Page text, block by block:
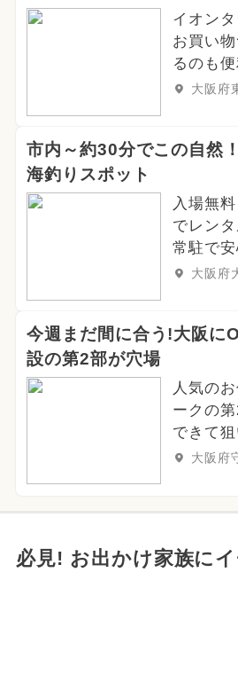
イオン
お買い
るのも便
大阪府
市内～約30分でこの自然
海釣りスポット
入場無
でレン
常駐で
大阪府
今週まだ間に合う!大阪に
設の第2部が穴場
人気の
ークの
できて狙
大阪府
必見! お出かけ家族に